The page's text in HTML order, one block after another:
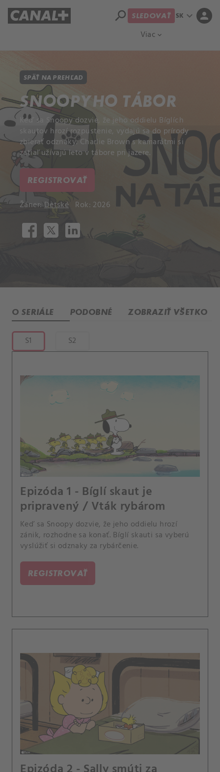
Viac expand_more
search SLEDOVAŤ SK expand_more person
SPÄŤ NA PREHĽAD
SNOOPYHO TÁBOR
Keď sa Snoopy dozvie, že jeho oddielu Bíglích
skautov hrozí rozpustenie, vydajú sa do prírody
zbierať odznaky. Charlie Brown s kamarátmi si
zatiaľ užívajú leto v tábore pri jazere.
REGISTROVAŤ
Žáner: Detské Rok: 2026
O SERIÁLE PODOBNÉ ZOBRAZIŤ VŠETKO
S1 S2
Epizóda 1 - Bíglí skaut je
pripravený / Vták rybárom
Keď sa Snoopy dozvie, že jeho oddielu hrozí
zánik, rozhodne sa konať. Bíglí skauti sa vyberú
vyslúžiť si odznaky za rybárčenie.
REGISTROVAŤ